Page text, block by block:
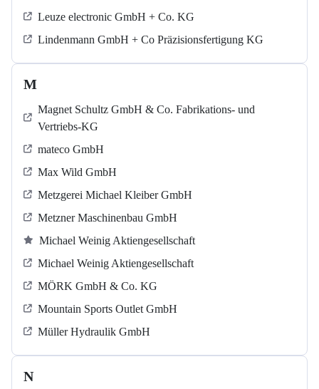
Leuze electronic GmbH + Co. KG
Lindenmann GmbH + Co Präzisionsfertigung KG
M
Magnet Schultz GmbH & Co. Fabrikations- und
Vertriebs-KG
mateco GmbH
Max Wild GmbH
Metzgerei Michael Kleiber GmbH
Metzner Maschinenbau GmbH
Michael Weinig Aktiengesellschaft
Michael Weinig Aktiengesellschaft
MÖRK GmbH & Co. KG
Mountain Sports Outlet GmbH
Müller Hydraulik GmbH
N